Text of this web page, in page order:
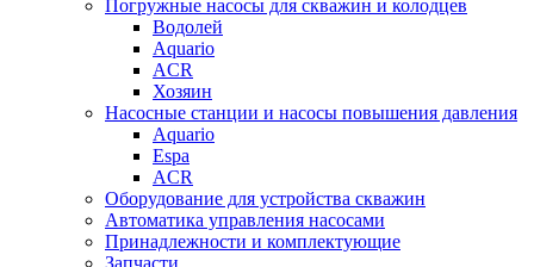
Погружные насосы для скважин и колодцев
Водолей
Aquario
ACR
Хозяин
Насосные станции и насосы повышения давления
Aquario
Espa
ACR
Оборудование для устройства скважин
Автоматика управления насосами
Принадлежности и комплектующие
Запчасти